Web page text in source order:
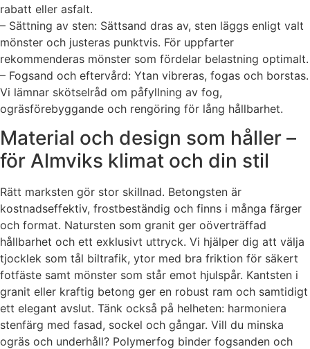
rabatt eller asfalt.
– Sättning av sten: Sättsand dras av, sten läggs enligt valt
mönster och justeras punktvis. För uppfarter
rekommenderas mönster som fördelar belastning optimalt.
– Fogsand och eftervård: Ytan vibreras, fogas och borstas.
Vi lämnar skötselråd om påfyllning av fog,
ogräsförebyggande och rengöring för lång hållbarhet.
Material och design som håller –
för Almviks klimat och din stil
Rätt marksten gör stor skillnad. Betongsten är
kostnadseffektiv, frostbeständig och finns i många färger
och format. Natursten som granit ger oöverträffad
hållbarhet och ett exklusivt uttryck. Vi hjälper dig att välja
tjocklek som tål biltrafik, ytor med bra friktion för säkert
fotfäste samt mönster som står emot hjulspår. Kantsten i
granit eller kraftig betong ger en robust ram och samtidigt
ett elegant avslut. Tänk också på helheten: harmoniera
stenfärg med fasad, sockel och gångar. Vill du minska
ogräs och underhåll? Polymerfog binder fogsanden och